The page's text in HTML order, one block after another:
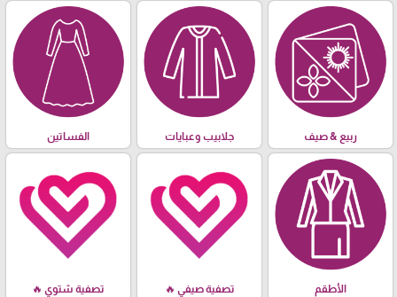
ربيع & صيف جلابيب وعبايات الفساتين
الأطقم تصفية صيفي 🔥 تصفية شتوي 🔥